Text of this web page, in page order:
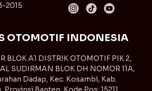
2015
OTOMOTIF INDONESIA
BLOK A1 DISTRIK OTOMOTIF PIK 2,
SUDIRMAN BLOK DH NOMOR 11A,
Dadap, Kec. Kosambi, Kab.